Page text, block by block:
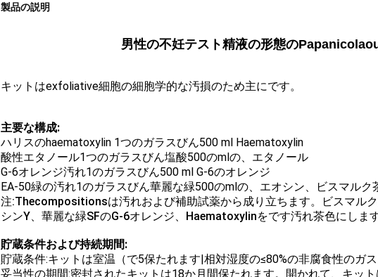
製品の説明
男性の不妊テスト精液の形態の
キットはexfoliative細胞の細胞学的な汚損のため主にです。
主要な構成:
ハリスのhaematoxylin 1つのガラスびん500 ml Haematoxylin
酸性エタノール1つのガラスびん塩酸500のmlの、エタノール
G-6オレンジ汚れ1のガラスびん500 ml G-6のオレンジ
EA-50緑の汚れ1のガラスびん華麗な緑500のmlの、エオシン、ビスマルク
注:Thecompositionsは汚れおよび補助試薬から成り立ちます。ビスマル
シンY、華麗な緑SFのG-6オレンジ、Haematoxylinをです汚れ茶色にします
貯蔵条件および持続期間:
貯蔵条件:キットは室温（で5保たれます|相対湿度の≤80%の非腐食性のガ
妥当性の期間:密封されたキットは18か月間保たれます。開かれて、キット